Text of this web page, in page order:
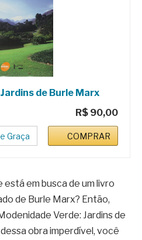
de Burle Marx
R$ 90,00
Graça COMPRAR
está em busca de um livro
de Burle Marx? Então,
Verde: Jardins de
obra imperdível, você